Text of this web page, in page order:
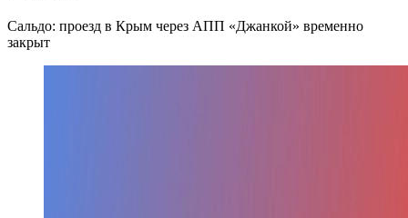
Сальдо: проезд в Крым через АПП «Джанкой» временно
закрыт